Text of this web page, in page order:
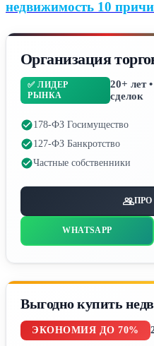
недвижимость 10
Организация
✅ ЛИДЕР
РЫНКА
20+ лет
сделок
178-ФЗ Госимущество
127-ФЗ Банкротство
Частные собственники
WHATSAPP
Выгодно купить
ЭКОНОМИЯ ДО 70%